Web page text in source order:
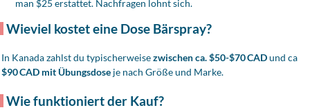
man $25 erstattet. Nachfragen lohnt sich.
Wieviel kostet eine Dose Bärspray?
In Kanada zahlst du typischerweisezwischen ca. $50-$70 CADund ca
$90 CAD mit Übungsdose je nach Größe und Marke.
Wie funktioniert der Kauf?